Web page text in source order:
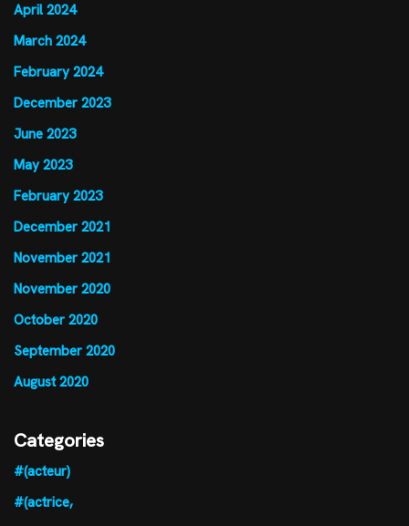
April 2024
March 2024
February 2024
December 2023
June 2023
May 2023
February 2023
December 2021
November 2021
November 2020
October 2020
September 2020
August 2020
Categories
#(acteur)
#(actrice,